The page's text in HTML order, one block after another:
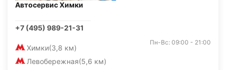
Автосервис Химки
+7 (495) 989-21-31
Химки(3,8 км)
Левобережная(5,6 км)
Пн-Вс: 09:00 - 21:00